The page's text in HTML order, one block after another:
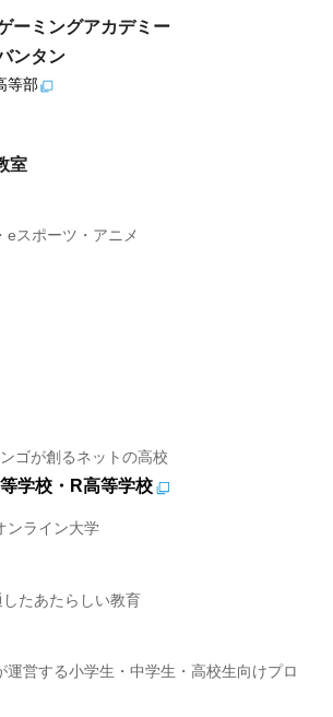
ーミングアカデミー
ンタン
等部
室
eスポーツ・アニメ
ゴが創るネットの高校
学校・R高等学校
ンライン大学
たあたらしい教育
運営する小学生・中学生・高校生向けプロ